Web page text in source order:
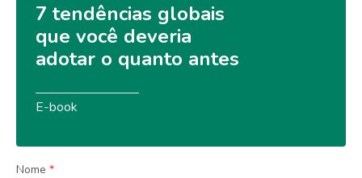
7 tendências globais
que você deveria
adotar o quanto antes
E-book
Nome *